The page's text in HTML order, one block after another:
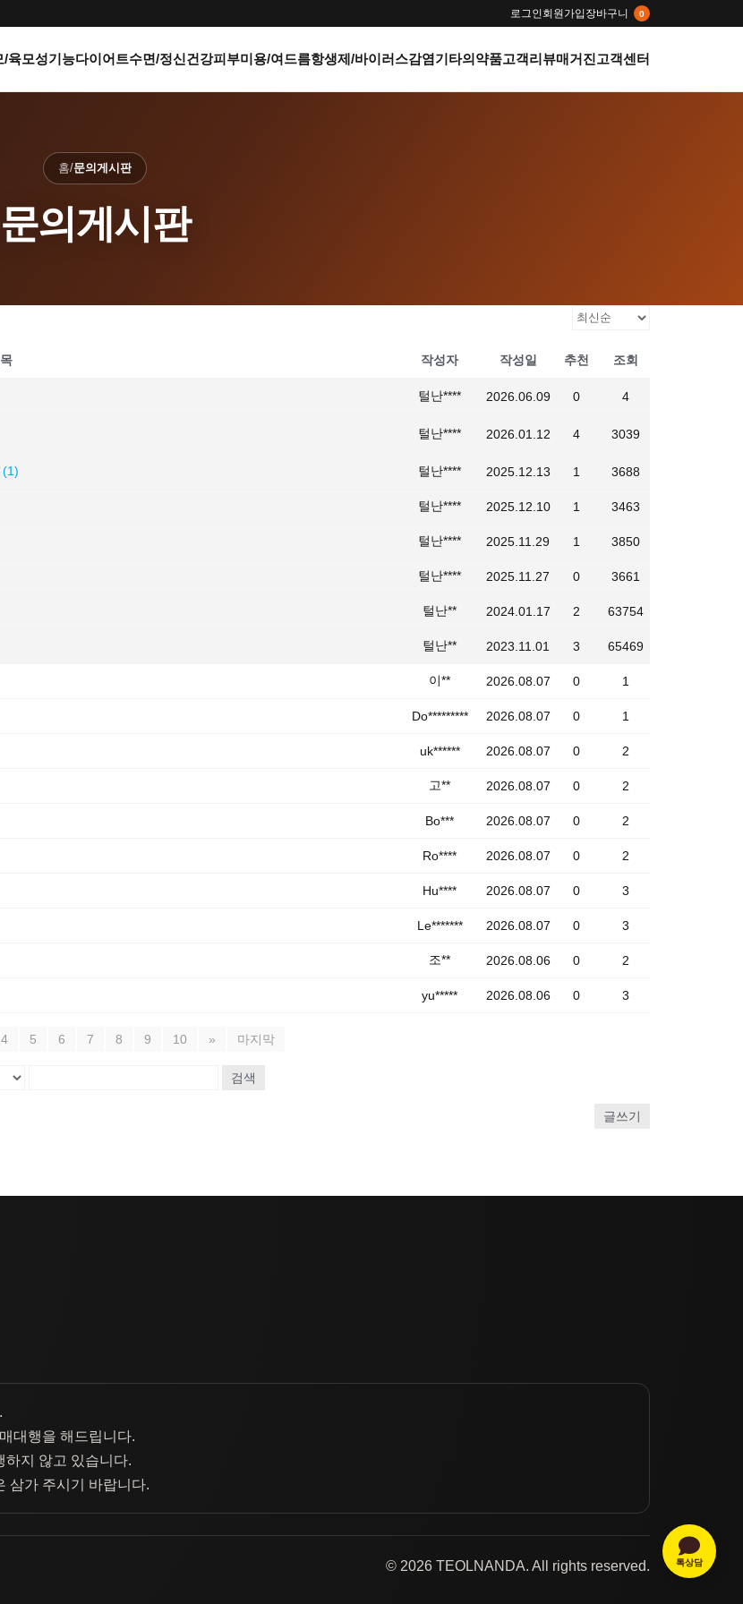
톡상담
로그인회원가입장바구니 0
/육모성기능다이어트수면/정신건강피부미용/여드름항생제/바이러스감염기타의약품고객리뷰매거진 고객센터
홈/문의게시판
문의게시판
작성자 작성일 추천 조회
털난**** 2026.06.09 0 4
털난**** 2026.01.12 4 3039
(1) 털난**** 2025.12.13 1 3688
털난**** 2025.12.10 1 3463
털난**** 2025.11.29 1 3850
털난**** 2025.11.27 0 3661
털난** 2024.01.17 2 63754
털난** 2023.11.01 3 65469
이** 2026.08.07 0 1
Do********* 2026.08.07 0 1
uk****** 2026.08.07 0 2
고** 2026.08.07 0 2
Bo*** 2026.08.07 0 2
Ro**** 2026.08.07 0 2
Hu**** 2026.08.07 0 3
Le******* 2026.08.07 0 3
조** 2026.08.06 0 2
yu***** 2026.08.06 0 3
4 5 6 7 8 9 10 » 마지막
검색
글쓰기
대행을 해드립니다.
하지 않고 있습니다.
삼가 주시기 바랍니다.
© 2026 TEOLNANDA. All rights reserved.